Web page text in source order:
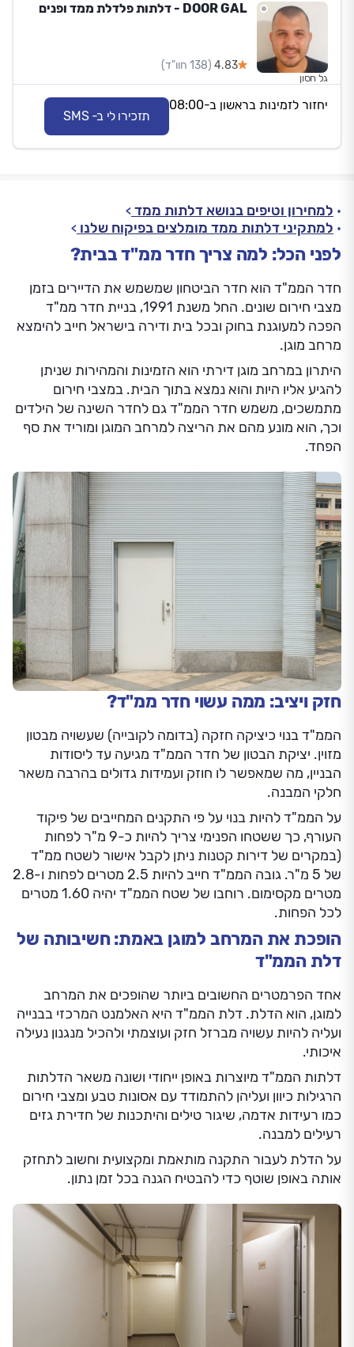
DOOR GAL - דלתות פלדלת ממד ופנים
4.83 (138 חוו"ד)
גל חסון
יחזור לזמינות בראשון ב-08:00
תזכירו לי ב- SMS
למחירון וטיפים בנושא דלתות ממד
למתקיני דלתות ממד מומלצים בפיקוח שלנו
לפני הכל: למה צריך חדר ממ"ד בבית?
חדר הממ"ד הוא חדר הביטחון שמשמש את הדיירים בזמן
מצבי חירום שונים. החל משנת 1991, בניית חדר ממ"ד
הפכה למעוגנת בחוק ובכל בית ודירה בישראל חייב להימצא
מרחב מוגן.
היתרון במרחב מוגן דירתי הוא הזמינות והמהירות שניתן
להגיע אליו היות והוא נמצא בתוך הבית. במצבי חירום
מתמשכים, משמש חדר הממ"ד גם לחדר השינה של הילדים
וכך, הוא מונע מהם את הריצה למרחב המוגן ומוריד את סף
הפחד.
חזק ויציב: ממה עשוי חדר ממ"ד?
הממ"ד בנוי כיציקה חזקה (בדומה לקובייה) שעשויה מבטון
מזוין. יציקת הבטון של חדר הממ"ד מגיעה עד ליסודות
הבניין, מה שמאפשר לו חוזק ועמידות גדולים בהרבה משאר
חלקי המבנה.
על הממ"ד להיות בנוי על פי התקנים המחייבים של פיקוד
העורף, כך ששטחו הפנימי צריך להיות כ-9 מ"ר לפחות
(במקרים של דירות קטנות ניתן לקבל אישור לשטח ממ"ד
של 5 מ"ר. גובה הממ"ד חייב להיות 2.5 מטרים לפחות ו-2.8
מטרים מקסימום. רוחבו של שטח הממ"ד יהיה 1.60 מטרים
לכל הפחות.
הופכת את המרחב למוגן באמת: חשיבותה של
דלת הממ"ד
אחד הפרמטרים החשובים ביותר שהופכים את המרחב
למוגן, הוא הדלת. דלת הממ"ד היא האלמנט המרכזי בבנייה
ועליה להיות עשויה מברזל חזק ועוצמתי ולהכיל מנגנון נעילה
איכותי.
דלתות הממ"ד מיוצרות באופן ייחודי ושונה משאר הדלתות
הרגילות כיוון ועליהן להתמודד עם אסונות טבע ומצבי חירום
כמו רעידות אדמה, שיגור טילים והיתכנות של חדירת גזים
רעילים למבנה.
על הדלת לעבור התקנה מותאמת ומקצועית וחשוב לתחזק
אותה באופן שוטף כדי להבטיח הגנה בכל זמן נתון.